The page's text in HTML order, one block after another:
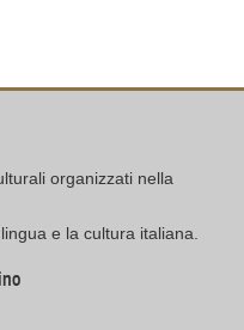
organizzati nella
e la cultura italiana.